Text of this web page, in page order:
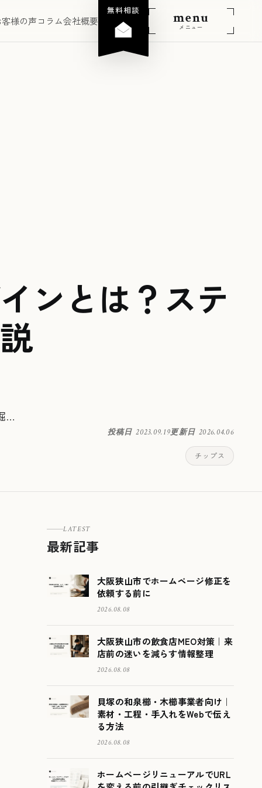
様の声コラム会社概要
無料相談 menu
メニュー
ンとは？ステ
…
投稿日 2023.09.19更新日 2026.04.06
チップス
LATEST
最新記事
大阪狭山市でホームページ修正を
依頼する前に
2026.08.08
大阪狭山市の飲食店MEO対策｜来
店前の迷いを減らす情報整理
2026.08.08
貝塚の和泉櫛・木櫛事業者向け｜
素材・工程・手入れをWebで伝え
る方法
2026.08.08
ホームページリニューアルでURL